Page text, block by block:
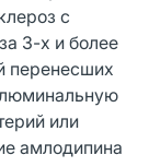
с
3-х и более
перенесших
или
амлодипина